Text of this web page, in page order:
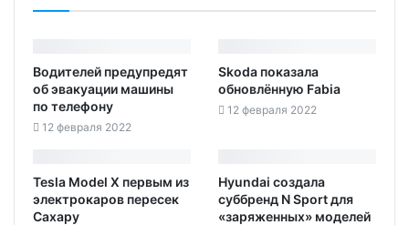
Водителей предупредят
об эвакуации машины
по телефону
12 февраля 2022
Skoda показала
обновлённую Fabia
12 февраля 2022
Tesla Model X первым из
электрокаров пересек
Сахару
Hyundai создала
суббренд N Sport для
«заряженных» моделей